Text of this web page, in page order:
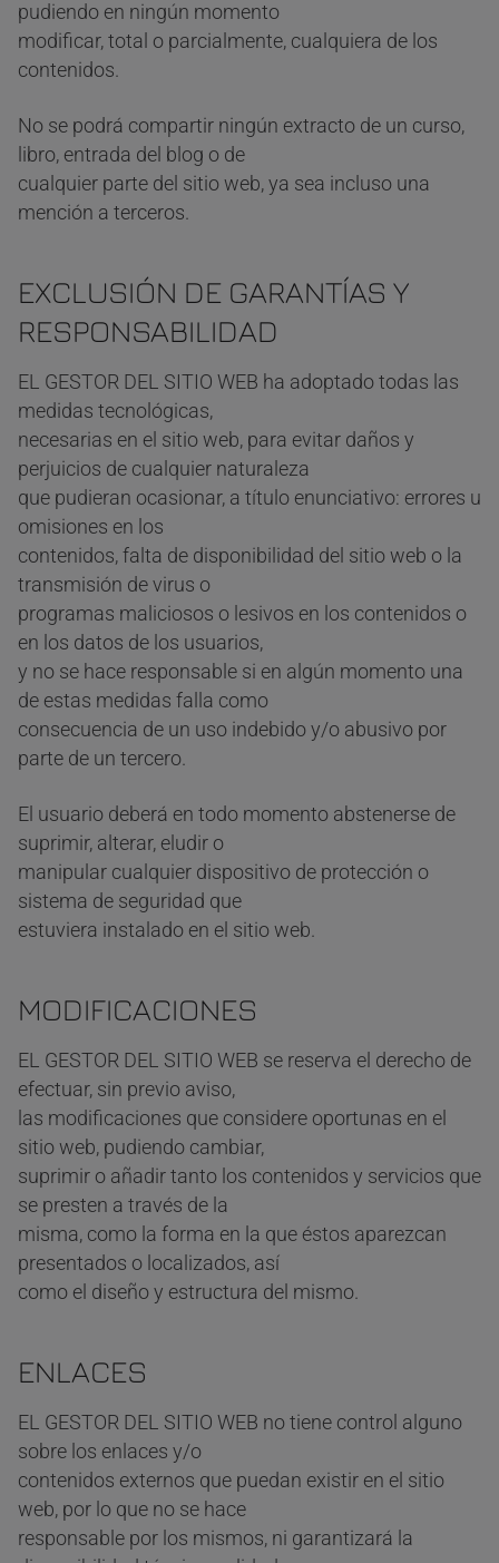
pudiendo en ningún momento
modificar, total o parcialmente, cualquiera de los
contenidos.
No se podrá compartir ningún extracto de un curso,
libro, entrada del blog o de
cualquier parte del sitio web, ya sea incluso una
mención a terceros.
EXCLUSIÓN DE GARANTÍAS Y
RESPONSABILIDAD
EL GESTOR DEL SITIO WEB ha adoptado todas las
medidas tecnológicas,
necesarias en el sitio web, para evitar daños y
perjuicios de cualquier naturaleza
que pudieran ocasionar, a título enunciativo: errores u
omisiones en los
contenidos, falta de disponibilidad del sitio web o la
transmisión de virus o
programas maliciosos o lesivos en los contenidos o
en los datos de los usuarios,
y no se hace responsable si en algún momento una
de estas medidas falla como
consecuencia de un uso indebido y/o abusivo por
parte de un tercero.
El usuario deberá en todo momento abstenerse de
suprimir, alterar, eludir o
manipular cualquier dispositivo de protección o
sistema de seguridad que
estuviera instalado en el sitio web.
MODIFICACIONES
EL GESTOR DEL SITIO WEB se reserva el derecho de
efectuar, sin previo aviso,
las modificaciones que considere oportunas en el
sitio web, pudiendo cambiar,
suprimir o añadir tanto los contenidos y servicios que
se presten a través de la
misma, como la forma en la que éstos aparezcan
presentados o localizados, así
como el diseño y estructura del mismo.
ENLACES
EL GESTOR DEL SITIO WEB no tiene control alguno
sobre los enlaces y/o
contenidos externos que puedan existir en el sitio
web, por lo que no se hace
responsable por los mismos, ni garantizará la